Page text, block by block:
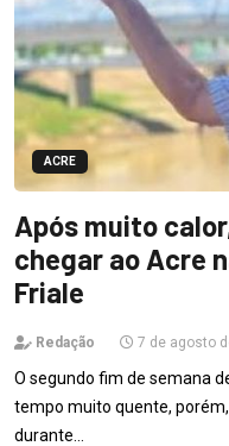
ACRE
Após muito
chegar ao Acre
Friale
Redação 7 de agosto
O segundo fim de semana
tempo muito quente,
durante…